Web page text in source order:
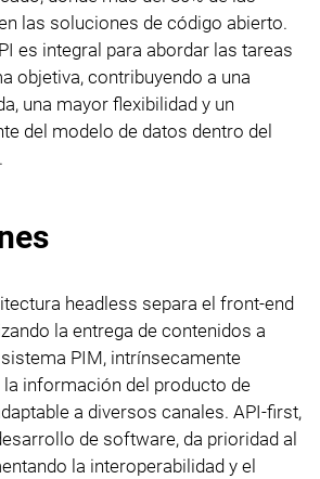
las soluciones de código abierto.
es integral para abordar las tareas
objetiva, contribuyendo a una
una mayor flexibilidad y un
del modelo de datos dentro del
headless separa el front-end
la entrega de contenidos a
PIM, intrínsecamente
la información del producto de
a diversos canales. API-first,
de software, da prioridad al
la interoperabilidad y el